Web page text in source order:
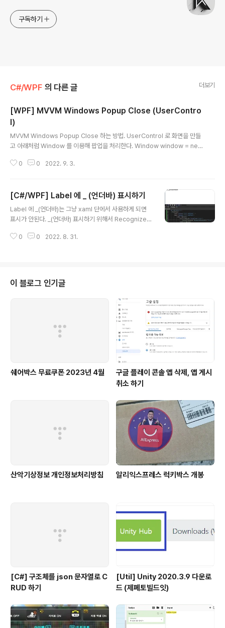
구독하기
C#/WPF 의 다른 글 더보기
[WPF] MVVM Windows Popup Close (UserContro
l)
MVVM Windows Popup Close 하는 방법. UserControl 로 화면을 만들
고 아래처럼 Window 를 이용해 팝업을 처리한다. Window window = new
rControl() }; window.ShowDialog(); MyUserControl 의 ViewModel
0 0 2022. 9. 3.
[C#/WPF] Label 에 _ (언더바) 표시하기
Label 에 _(언더바)는 그냥 xaml 단에서 사용하게 되면
표시가 안된다. _(언더바) 표시하기 위해서 Recognizes
다. 0 0 2022. 8. 31.
이 블로그 인기글
쉐어박스 무료쿠폰 2023년 4월
구글 플레이 콘솔 앱 삭제, 앱 게시
취소 하기
산악기상정보 개인정보처리방침 알리익스프레스 럭키박스 개봉
[C#] 구조체를 json 문자열로 C
RUD 하기
[Util] Unity 2020.3.9 다운로
드 (제페토빌드잇)